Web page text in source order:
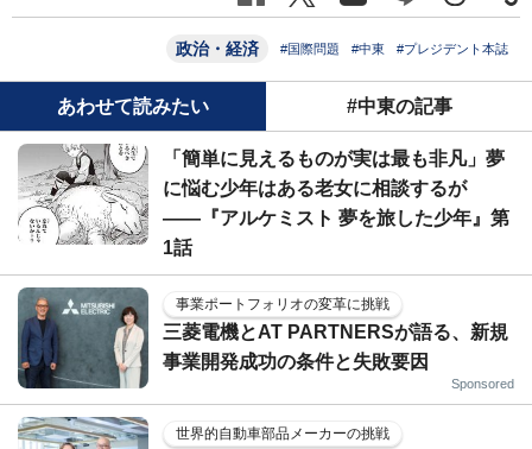
政治・経済 #国際問題 #中東 #プレジデント本誌
あわせて読みたい #中東の記事
「簡単に見えるものが実は最も非凡」夢
に悩む少年はある老女に相談するが
――『アルケミスト 夢を旅した少年』第
1話
事業ポートフォリオの変革に挑戦
三菱電機とAT PARTNERSが語る、新規
事業開発成功の条件と失敗要因
Sponsored
世界的自動車部品メーカーの挑戦